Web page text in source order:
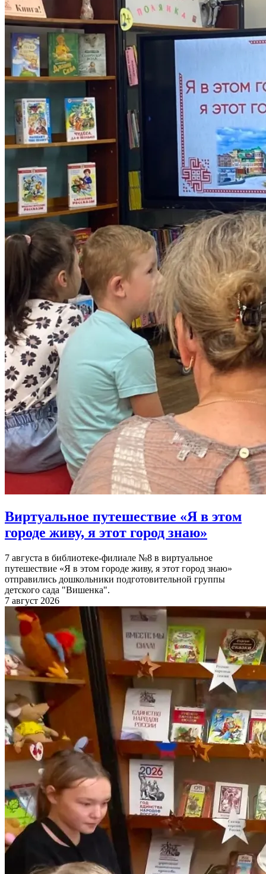
Виртуальное путешествие «Я в этом
городе живу, я этот город знаю»
7 августа в библиотеке-филиале №8 в виртуальное
путешествие «Я в этом городе живу, я этот город знаю»
отправились дошкольники подготовительной группы
детского сада "Вишенка".
7 август 2026